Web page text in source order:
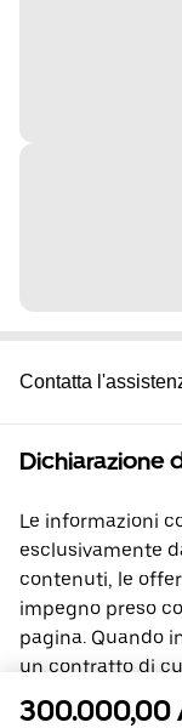
Contatta
Dichiarazione
Le informazioni
esclusivamente
contenuti, le
impegno preso
pagina. Quando
un contratto di
domande,
300.000,00